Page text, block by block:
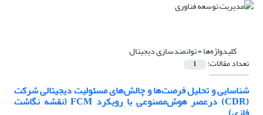
کلیدواژه‌ها =توانمندسازی دیجیتال
تعداد مقالات: 1
شناسایی و تحلیل فرصت‌ها و چالش‌های مسئولیت دیجیتالی شرکت
(CDR) درعصر هوش‌مصنوعی با رویکرد FCM (نقشه نگاشت